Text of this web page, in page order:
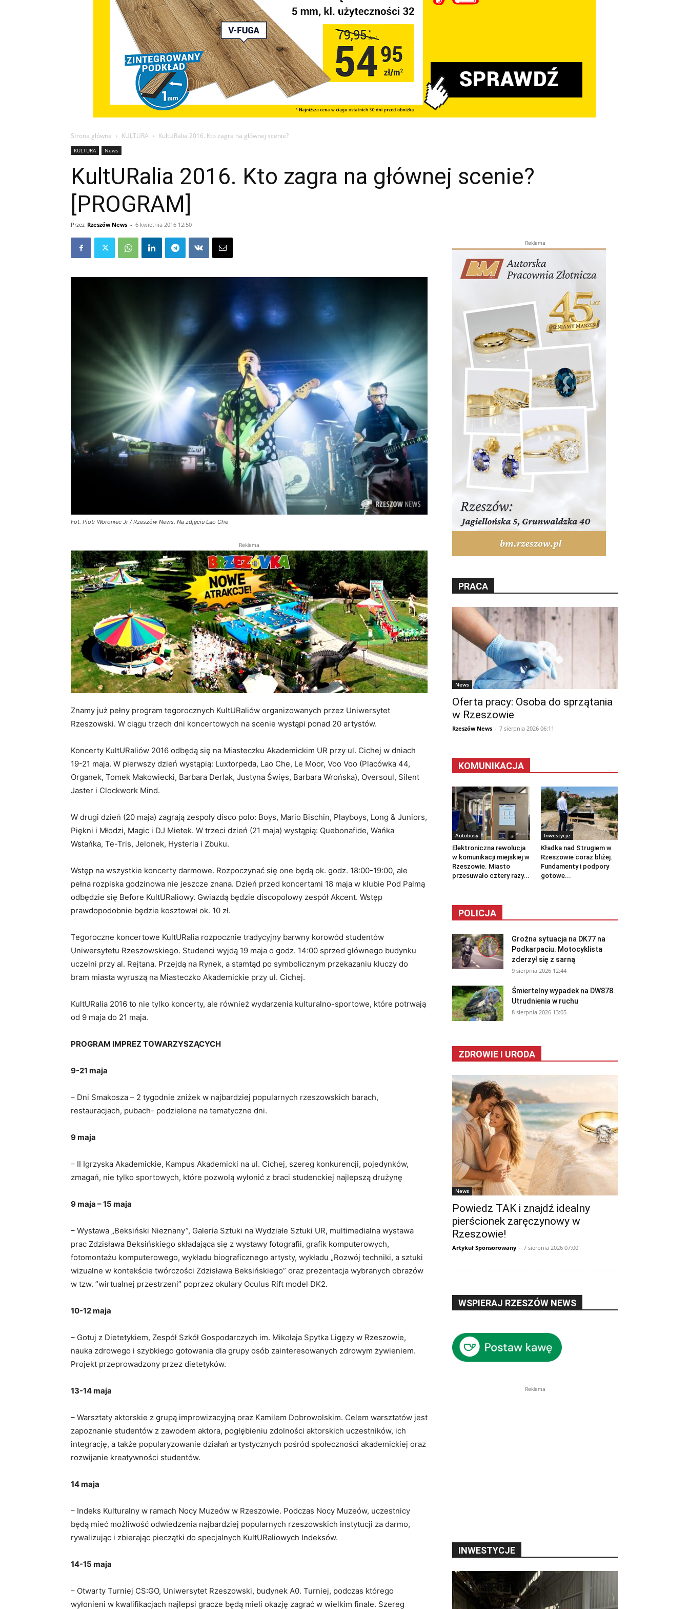
Strona główna KULTURA KultURalia 2016. Kto zagra na głównej scenie?
KULTURA News
KultURalia 2016. Kto zagra na głównej scenie?
[PROGRAM]
Przez Rzeszów News - 6 kwietnia 2016 12:50
Fot. Piotr Woroniec Jr / Rzeszów News. Na zdjęciu Lao Che
Reklama
Znamy już pełny program tegorocznych KultURaliów organizowanych przez Uniwersytet
Rzeszowski. W ciągu trzech dni koncertowych na scenie wystąpi ponad 20 artystów.
Koncerty KultURaliów 2016 odbędą się na Miasteczku Akademickim UR przy ul. Cichej w dniach
19-21 maja. W pierwszy dzień wystąpią: Luxtorpeda, Lao Che, Le Moor, Voo Voo (Placówka 44,
Organek, Tomek Makowiecki, Barbara Derlak, Justyna Święs, Barbara Wrońska), Oversoul, Silent
Jaster i Clockwork Mind.
W drugi dzień (20 maja) zagrają zespoły disco polo: Boys, Mario Bischin, Playboys, Long & Juniors,
Piękni i Młodzi, Magic i DJ Mietek. W trzeci dzień (21 maja) wystąpią: Quebonafide, Wańka
Wstańka, Te-Tris, Jelonek, Hysteria i Zbuku.
Wstęp na wszystkie koncerty darmowe. Rozpoczynać się one będą ok. godz. 18:00-19:00, ale
pełna rozpiska godzinowa nie jeszcze znana. Dzień przed koncertami 18 maja w klubie Pod Palmą
odbędzie się Before KultURaliowy. Gwiazdą będzie discopolowy zespół Akcent. Wstęp
prawdopodobnie będzie kosztował ok. 10 zł.
Tegoroczne koncertowe KultURalia rozpocznie tradycyjny barwny korowód studentów
Uniwersytetu Rzeszowskiego. Studenci wyjdą 19 maja o godz. 14:00 sprzed głównego budynku
uczelni przy al. Rejtana. Przejdą na Rynek, a stamtąd po symbolicznym przekazaniu kluczy do
bram miasta wyruszą na Miasteczko Akademickie przy ul. Cichej.
KultURalia 2016 to nie tylko koncerty, ale również wydarzenia kulturalno-sportowe, które potrwają
od 9 maja do 21 maja.
PROGRAM IMPREZ TOWARZYSZĄCYCH
9-21 maja
– Dni Smakosza – 2 tygodnie zniżek w najbardziej popularnych rzeszowskich barach,
restauracjach, pubach- podzielone na tematyczne dni.
9 maja
– II Igrzyska Akademickie, Kampus Akademicki na ul. Cichej, szereg konkurencji, pojedynków,
zmagań, nie tylko sportowych, które pozwolą wyłonić z braci studenckiej najlepszą drużynę
9 maja – 15 maja
– Wystawa „Beksiński Nieznany”, Galeria Sztuki na Wydziałe Sztuki UR, multimedialna wystawa
prac Zdzisława Beksińskiego składająca się z wystawy fotografii, grafik komputerowych,
fotomontażu komputerowego, wykładu biograficznego artysty, wykładu „Rozwój techniki, a sztuki
wizualne w kontekście twórczości Zdzisława Beksińskiego” oraz prezentacja wybranych obrazów
w tzw. ”wirtualnej przestrzeni” poprzez okulary Oculus Rift model DK2.
10-12 maja
– Gotuj z Dietetykiem, Zespół Szkół Gospodarczych im. Mikołaja Spytka Ligęzy w Rzeszowie,
nauka zdrowego i szybkiego gotowania dla grupy osób zainteresowanych zdrowym żywieniem.
Projekt przeprowadzony przez dietetyków.
13-14 maja
– Warsztaty aktorskie z grupą improwizacyjną oraz Kamilem Dobrowolskim. Celem warsztatów jest
zapoznanie studentów z zawodem aktora, pogłębieniu zdolności aktorskich uczestników, ich
integrację, a także popularyzowanie działań artystycznych pośród społeczności akademickiej oraz
rozwijanie kreatywności studentów.
14 maja
– Indeks Kulturalny w ramach Nocy Muzeów w Rzeszowie. Podczas Nocy Muzeów, uczestnicy
będą mieć możliwość odwiedzenia najbardziej popularnych rzeszowskich instytucji za darmo,
rywalizując i zbierając pieczątki do specjalnych KultURaliowych Indeksów.
14-15 maja
– Otwarty Turniej CS:GO, Uniwersytet Rzeszowski, budynek A0. Turniej, podczas którego
wyłonieni w kwalifikacjach najlepsi gracze będą mieli okazję zagrać w wielkim finale. Szereg
Reklama
PRACA
News
Oferta pracy: Osoba do sprzątania
w Rzeszowie
Rzeszów News - 7 sierpnia 2026 06:11
KOMUNIKACJA
Autobusy
Elektroniczna rewolucja
w komunikacji miejskiej w
Rzeszowie. Miasto
przesuwało cztery razy...
Inwestycje
Kładka nad Strugiem w
Rzeszowie coraz bliżej.
Fundamenty i podpory
gotowe...
POLICJA
Groźna sytuacja na DK77 na
Podkarpaciu. Motocyklista
zderzył się z sarną
9 sierpnia 2026 12:44
Śmiertelny wypadek na DW878.
Utrudnienia w ruchu
8 sierpnia 2026 13:05
ZDROWIE I URODA
News
Powiedz TAK i znajdź idealny
pierścionek zaręczynowy w
Rzeszowie!
Artykuł Sponsorowany - 7 sierpnia 2026 07:00
WSPIERAJ RZESZÓW NEWS
Reklama
INWESTYCJE